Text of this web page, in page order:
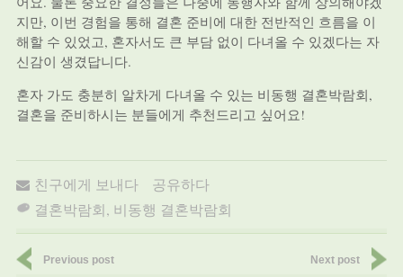
지만, 이번 경험을 통해 결혼 준비에 대한 전반적인 흐름을 이
해할 수 있었고, 혼자서도 큰 부담 없이 다녀올 수 있겠다는 자
신감이 생겼답니다.
혼자 가도 충분히 알차게 다녀올 수 있는 비동행 결혼박람회,
결혼을 준비하시는 분들에게 추천드리고 싶어요!
친구에게 보내다
공유하다
결혼박람회, 비동행 결혼박람회
Previous post Next post